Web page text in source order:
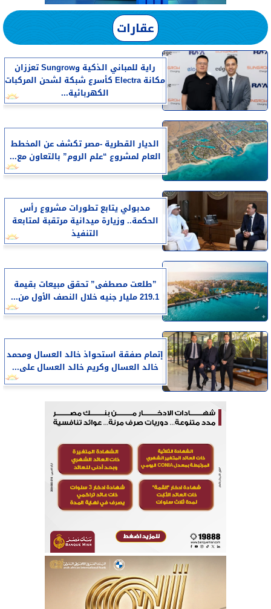
عقارات
راية للمباني الذكية وSungrow تعززان
مكانة Electra كأسرع شبكة لشحن المركبات
الكهربائية...
الديار القطرية -مصر تكشف عن المخطط
العام لمشروع “علم الروم” بالتعاون مع...
مدبولي يتابع تطورات مشروع رأس
الحكمة.. وزيارة ميدانية مرتقبة لمتابعة
التنفيذ
​”طلعت مصطفى” تحقق مبيعات بقيمة
219.1 مليار جنيه خلال النصف الأول من...
إتمام صفقة استحواذ خالد العسال ومحمد
خالد العسال وكريم خالد العسال على...